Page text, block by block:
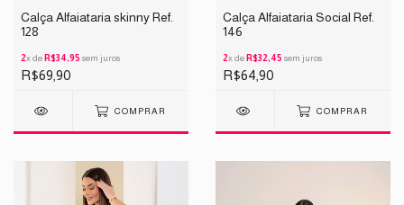
Calça Alfaiataria skinny Ref.
128
2x de R$34,95 sem juros
R$69,90
COMPRAR
Calça Alfaiataria Social Ref.
146
2x de R$32,45 sem juros
R$64,90
COMPRAR